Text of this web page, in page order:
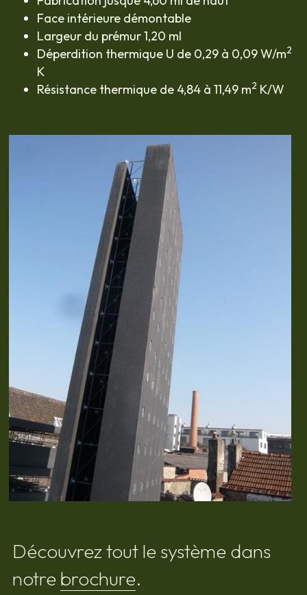
Face intérieure démontable
Largeur du prémur 1,20 ml
Déperdition thermique U de 0,29 à 0,09 W/m
K
Résistance thermique de 4,84 à 11,49 m2 K/W
Découvrez tout le système dans
notre brochure.